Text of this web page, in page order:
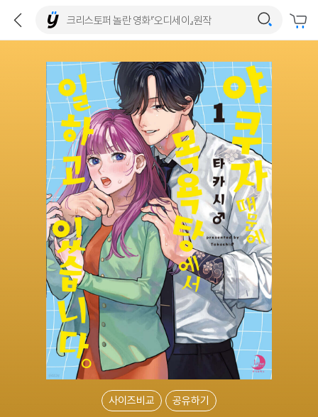
사이즈비교 공유하기